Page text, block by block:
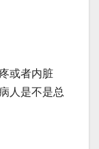
或者内脏
人是不是总